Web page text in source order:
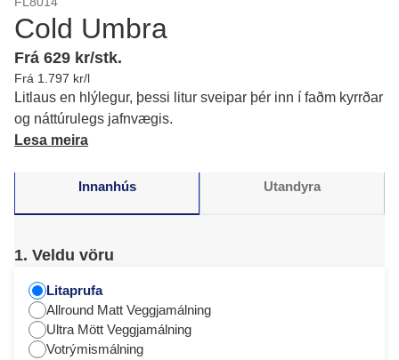
Cold Umbra
Frá 629 kr/stk.
Frá 1.797 kr/l
Litlaus en hlýlegur, þessi litur sveipar þér inn í faðm kyrrðar
og náttúrulegs jafnvægis.
Lesa meira
Innanhús Utandyra
1. Veldu vöru
Litaprufa
Allround Matt Veggjamálning
Ultra Mött Veggjamálning
Votrýmismálning